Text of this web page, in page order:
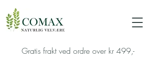
Gratis frakt ved ordre over kr 499,-